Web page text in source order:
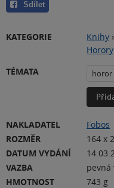
Sdílet
KATEGORIE Knihy
Horory
TÉMATA
horor
NAKLADATEL
Fobos
ROZMĚR
164 x
DATUM VYDÁNÍ
VAZBA
pevná
HMOTNOST
743 g